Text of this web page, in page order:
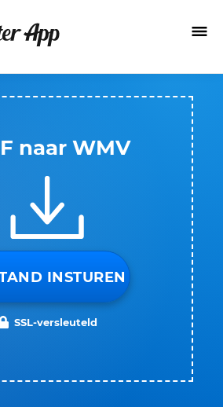
naar WMV
INSTUREN
SSL-versleuteld